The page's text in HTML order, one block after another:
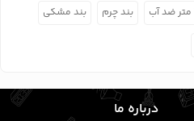
بند چرم بند مشکی
درباره ما